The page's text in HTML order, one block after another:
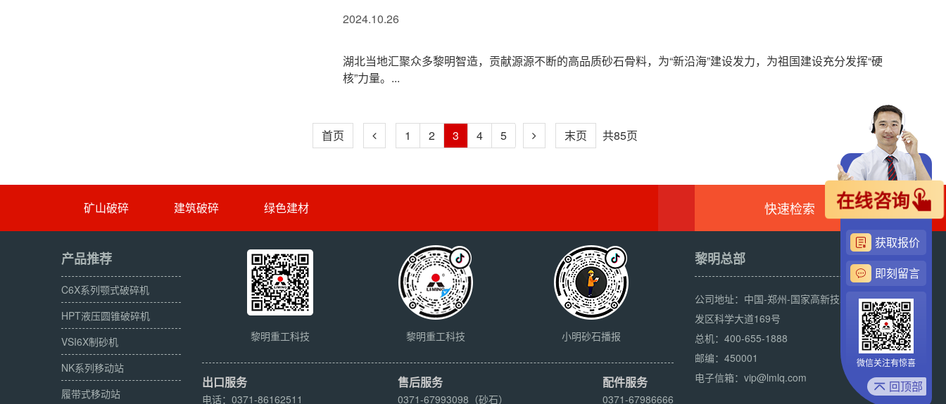
2024.10.26
湖北当地汇聚众多黎明智造，贡献源源不断的高品质砂石骨料，为“新沿海”建设发力，为祖国建设充分发挥“硬
核”力量。...
首页 1 2 3 4 5 末页 共85页
矿山破碎 建筑破碎 绿色建材 快速检索
产品推荐
C6X系列颚式破碎机
HPT液压圆锥破碎机
VSI6X制砂机
NK系列移动站
履带式移动站
黎明重工科技 黎明重工科技 小明砂石播报
出口服务
电话：0371-86162511
售后服务
0371-67993098（砂石）
配件服务
0371-67986666
黎明总部
公司地址：中国-郑州-国家高新技术产业开
发区科学大道169号
总机：400-655-1888
邮编：450001
电子信箱：vip@lmlq.com
在线咨询
获取报价
即刻留言
微信关注有惊喜
回顶部